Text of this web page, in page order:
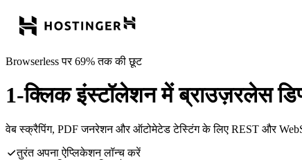
Browserless पर 69% तक की छूट
1-क्लिक इंस्टॉलेशन में ब्राउज़रलेस
वेब स्क्रैपिंग, PDF जनरेशन और ऑटोमेटेड टेस्टिंग के लिए REST और
तुरंत अपना ऐप्लिकेशन लॉन्च करें